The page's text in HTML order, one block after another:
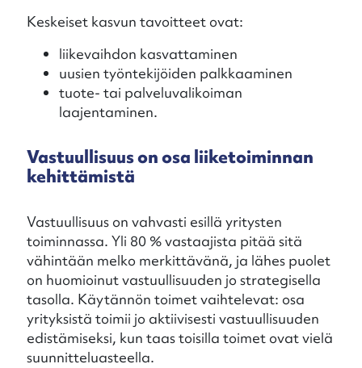
Keskeiset kasvun tavoitteet ovat:
liikevaihdon kasvattaminen
uusien työntekijöiden palkkaaminen
tuote- tai palveluvalikoiman
laajentaminen.
Vastuullisuus on osa liiketoiminnan
kehittämistä
Vastuullisuus on vahvasti esillä yritysten
toiminnassa. Yli 80 % vastaajista pitää sitä
vähintään melko merkittävänä, ja lähes puolet
on huomioinut vastuullisuuden jo strategisella
tasolla. Käytännön toimet vaihtelevat: osa
yrityksistä toimii jo aktiivisesti vastuullisuuden
edistämiseksi, kun taas toisilla toimet ovat vielä
suunnitteluasteella.